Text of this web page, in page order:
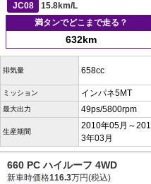
JC08
15.8km/L
満タンでどこまで走る？
632km
排気量 658cc
ミッション インパネ5MT
最大出力 49ps/5800rpm
生産期間
2010年05月～201
3年03月
660 PC ハイルーフ 4WD
新車時価格116.3万円(税込)